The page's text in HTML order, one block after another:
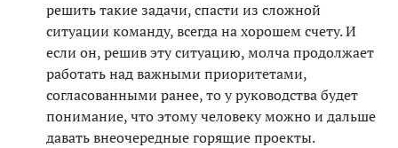
решить такие задачи, спасти из сложной
ситуации команду, всегда на хорошем счету. И
если он, решив эту ситуацию, молча продолжает
работать над важными приоритетами,
согласованными ранее, то у руководства будет
понимание, что этому человеку можно и дальше
давать внеочередные горящие проекты.